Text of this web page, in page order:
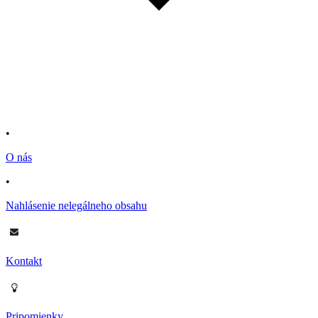
•
O nás
•
Nahlásenie nelegálneho obsahu
Kontakt